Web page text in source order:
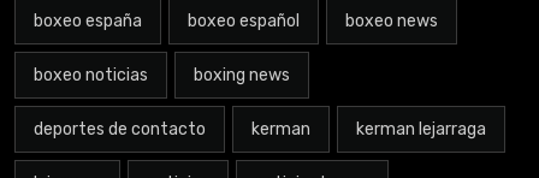
boxeo españa boxeo español boxeo news
boxeo noticias boxing news
deportes de contacto kerman kerman lejarraga